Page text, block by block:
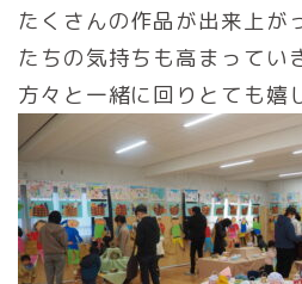
たくさんの作品が出来上が
たちの気持ちも高まってい
方々と一緒に回りとても嬉